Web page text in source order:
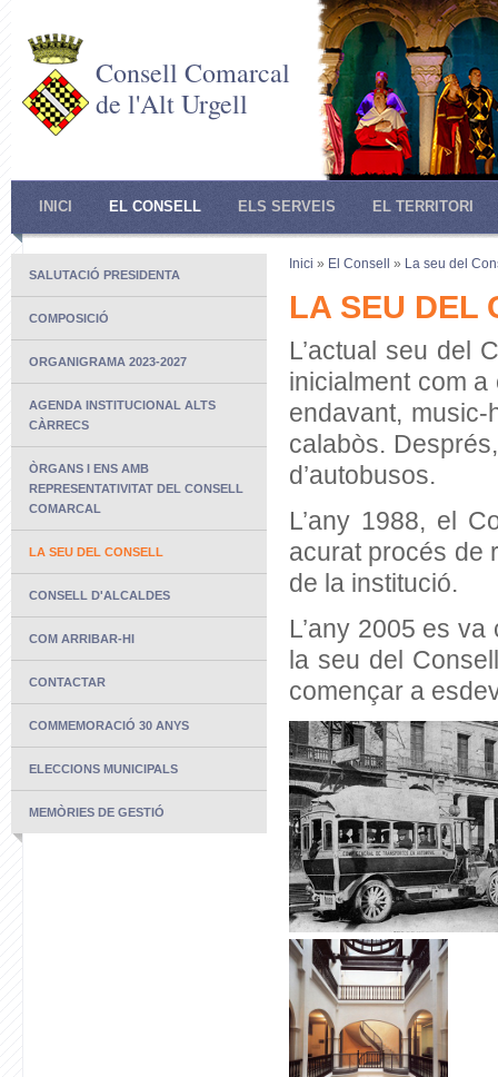
Consell Comarcal
de l'Alt Urgell
INICI EL CONSELL ELS SERVEIS EL TERRITORI
SALUTACIÓ PRESIDENTA
COMPOSICIÓ
ORGANIGRAMA 2023-2027
AGENDA INSTITUCIONAL ALTS
CÀRRECS
ÒRGANS I ENS AMB
REPRESENTATIVITAT DEL CONSELL
COMARCAL
LA SEU DEL CONSELL
CONSELL D'ALCALDES
COM ARRIBAR-HI
CONTACTAR
COMMEMORACIÓ 30 ANYS
ELECCIONS MUNICIPALS
MEMÒRIES DE GESTIÓ
Inici » El Consell » La seu del
LA SEU DEL
L’actual seu del
inicialment com
endavant,
calabòs.
d’autobusos.
L’any 1988, el
acurat procés de
de la institució.
L’any 2005 es
la seu del
començar a